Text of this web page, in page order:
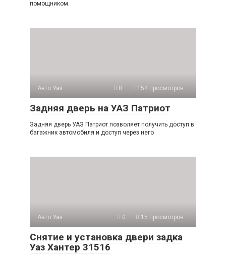
помощником.
Авто Уаз 0 154 просмотров
Задняя дверь на УАЗ Патриот
Задняя дверь УАЗ Патриот позволяет получить доступ в
багажник автомобиля и доступ через него
Авто Уаз 0 15 просмотров
Снятие и установка двери задка
Уаз Хантер 31516